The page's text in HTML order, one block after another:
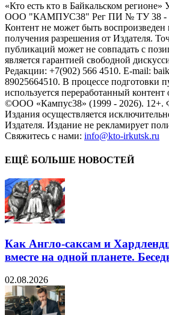
«Кто есть кто в Байкальском регионе»
ООО "КАМПУС38" Рег ПИ № ТУ 38 -
Контент не может быть
получения разрешения от Издателя.
публикаций может не совпадать с
является гарантией свободной
Редакции: +7(902) 566 4510. E-mail:
89025664510. В процессе подготовки
используется переработанный
©ООО «Кампус38» (1999 - 2026). 12+.
Издания осуществляется
Издателя. Издание не рекламирует
Свяжитесь с нами: info@kto-irkutsk.ru
ЕЩЁ БОЛЬШЕ НОВОСТЕЙ
Как Англо-саксам и
вместе на одной планете.
02.08.2026